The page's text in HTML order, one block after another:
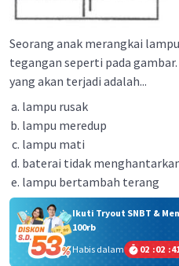
Seorang anak merangkai
tegangan seperti pada
yang akan terjadi adalah...
lampu rusak
lampu meredup
lampu mati
baterai tidak
lampu bertambah terang
Ikuti Tryout SNBT &
100rb
Habis dalam
02 :02 :